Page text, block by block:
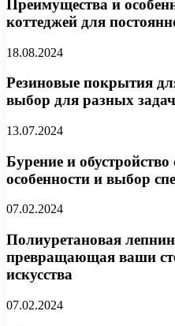
Преимущества и
коттеджей для
18.08.2024
Резиновые покрытия
выбор для разных задач
13.07.2024
Бурение и
особенности и выбор
07.02.2024
Полиуретановая
превращающая ваши
искусства
07.02.2024